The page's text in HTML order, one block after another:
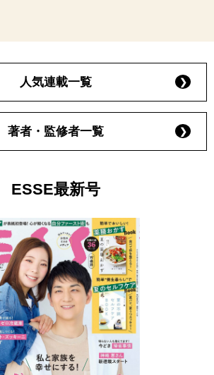
人気連載一覧
著者・監修者一覧
ESSE最新号